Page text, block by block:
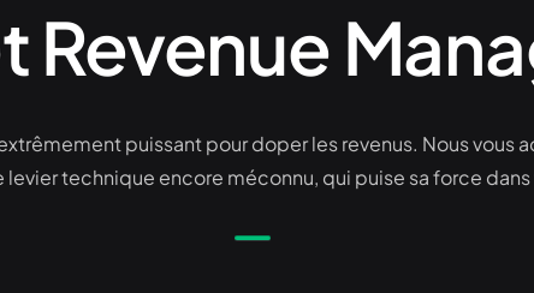
Revenue
puissant pour doper les revenus. Nous vous
levier technique encore méconnu, qui puise sa force